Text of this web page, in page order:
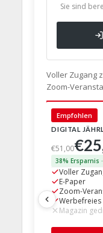
Sie sind
Voller Zugang
Zoom-
Empfohlen
DIGITAL
€51,00
38% Ersparnis
Voller
E-Paper
Zoom-
Werbefreies
Magazin